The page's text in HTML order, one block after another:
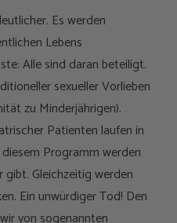
Es werden
Lebens
Alle sind daran beteiligt.
sexueller Vorlieben
zu Minderjährigen).
Patienten laufen in
Programm werden
Gleichzeitig werden
Ein unwürdiger Tod! Den
von sogenannten